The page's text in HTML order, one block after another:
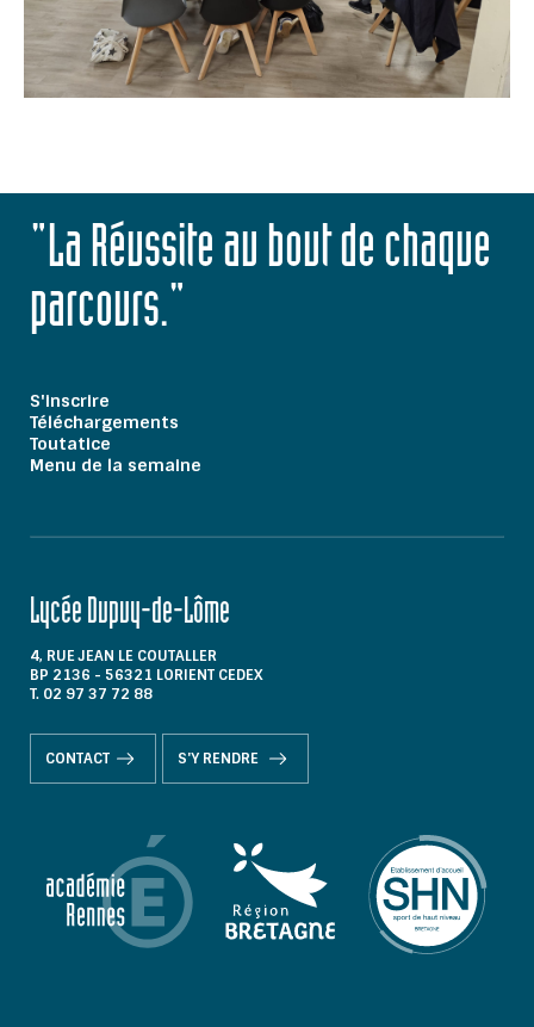
"La Réussite au bout de chaque
parcours."
S'inscrire
Téléchargements
Toutatice
Menu de la semaine
Lycée Dupuy-de-Lôme
4, RUE JEAN LE COUTALLER
BP 2136 - 56321 LORIENT CEDEX
T. 02 97 37 72 88
CONTACT S'Y RENDRE